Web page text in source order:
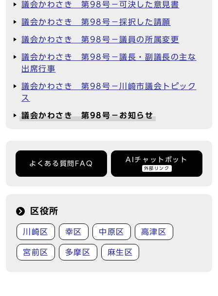
議会かわさき 第98号－可決した意見書
議会かわさき 第98号－採択した請願
議会かわさき 第98号－議員の所属変更
議会かわさき 第98号－議長・副議長の主な
出席行事
議会かわさき 第98号－川崎市議会トピック
ス
議会かわさき 第98号－お知らせ
よくある質問FAQ
AIチャットボット
外部リンク
区役所
川崎区 幸区 中原区 高津区
宮前区 多摩区 麻生区